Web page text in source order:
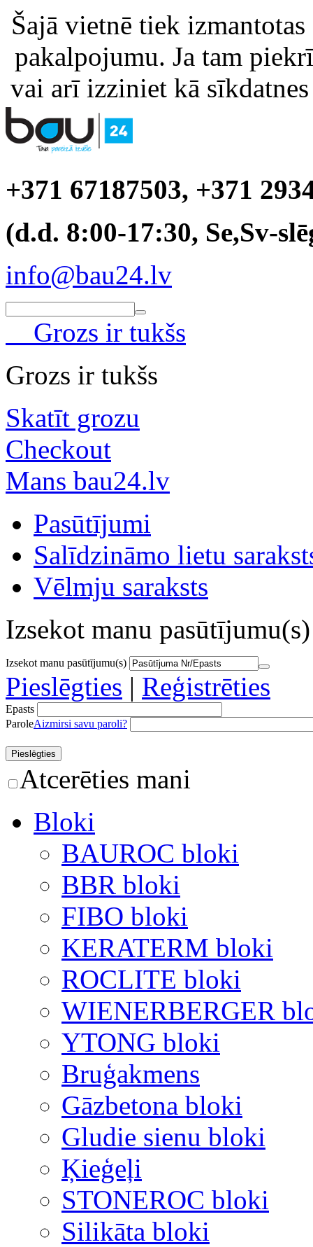
Šajā vietnē tiek
pakalpojumu. Ja tam
vai arī izziniet kā
+371 67187503, +371
(d.d. 8:00-17:30, Se,Sv-
info@bau24.lv
Grozs ir tukšs
Grozs ir tukšs
Skatīt grozu
Checkout
Mans bau24.lv
Pasūtījumi
Salīdzināmo lietu
Vēlmju saraksts
Izsekot manu pasūtījumu(s)
Izsekot manu pasūtījumu(s)
Pieslēgties | Reģistrēties
Epasts
ParoleAizmirsi savu paroli?
Atcerēties mani
Bloki
BAUROC bloki
BBR bloki
FIBO bloki
KERATERM bloki
ROCLITE bloki
WIENERBERGER
YTONG bloki
Bruģakmens
Gāzbetona bloki
Gludie sienu bloki
Ķieģeļi
STONEROC bloki
Silikāta bloki